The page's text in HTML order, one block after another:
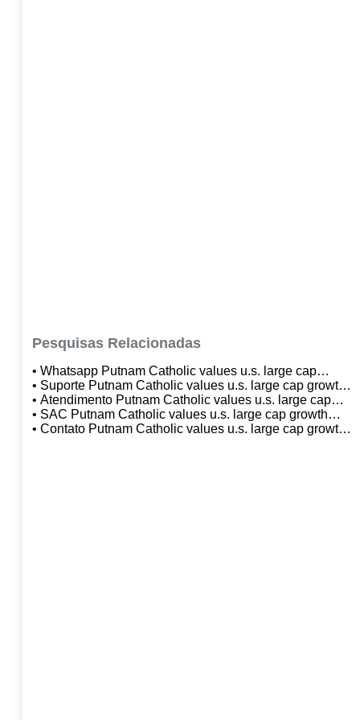
Pesquisas Relacionadas
• Whatsapp Putnam Catholic values u.s. large cap
growth fund, lp citibank dtvm sa
• Suporte Putnam Catholic values u.s. large cap growth
fund, lp citibank dtvm sa
• Atendimento Putnam Catholic values u.s. large cap
growth fund, lp citibank dtvm sa
• SAC Putnam Catholic values u.s. large cap growth
fund, lp citibank dtvm sa
• Contato Putnam Catholic values u.s. large cap growth